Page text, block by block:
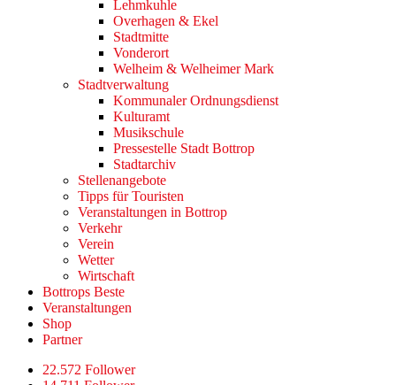
Lehmkuhle
Overhagen & Ekel
Stadtmitte
Vonderort
Welheim & Welheimer Mark
Stadtverwaltung
Kommunaler Ordnungsdienst
Kulturamt
Musikschule
Pressestelle Stadt Bottrop
Stadtarchiv
Stellenangebote
Tipps für Touristen
Veranstaltungen in Bottrop
Verkehr
Verein
Wetter
Wirtschaft
Bottrops Beste
Veranstaltungen
Shop
Partner
22.572 Follower